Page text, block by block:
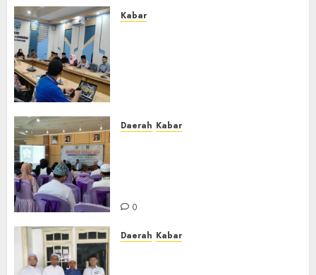
Kabar
Daerah Kabar
0
Daerah Kabar